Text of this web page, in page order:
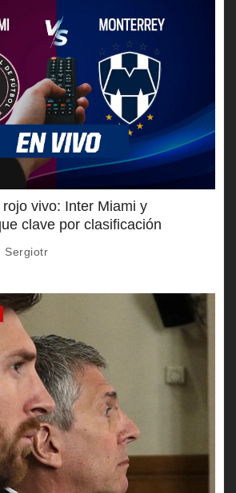
vivo: Inter Miami y
clave por clasificación
Sergiotr